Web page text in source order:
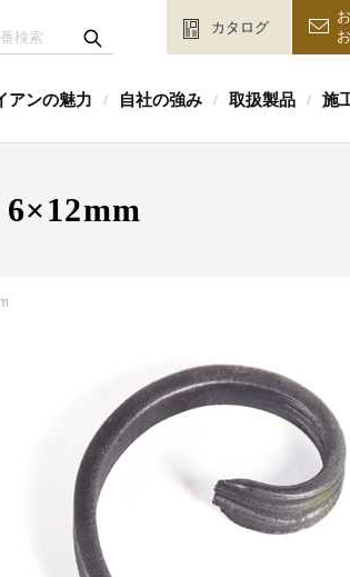
カタログ
アンの魅力 / 自社の強み / 取扱製品 / 施
6×12mm